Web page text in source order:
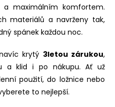
a maximálním komfortem.
materiálů a navrženy tak,
spánek každou noc.
krytý 3letou zárukou,
a klid i po nákupu. Ať už
použití, do ložnice nebo
to nejlepší.